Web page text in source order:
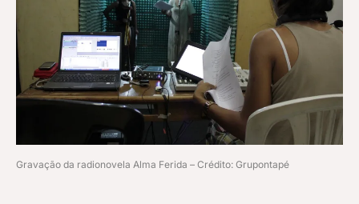
Gravação da radionovela Alma Ferida – Crédito: Grupontapé